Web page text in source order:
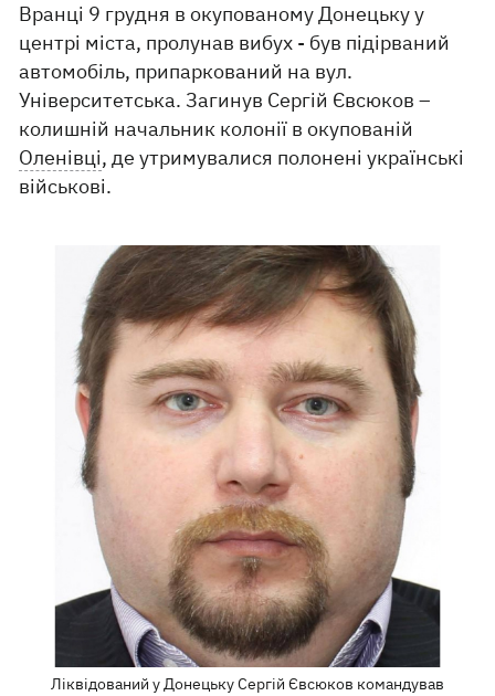
Вранці 9 грудня в окупованому Донецьку у
центрі міста, пролунав вибух - був підірваний
автомобіль, припаркований на вул.
Університетська. Загинув Сергій Євсюков –
колишній начальник колонії в окупованій
Оленівці, де утримувалися полонені українські
військові.
Ліквідований у Донецьку Сергій Євсюков командував